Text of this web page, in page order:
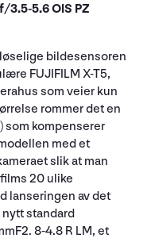
3.5-5.6 OIS PZ
bildesensoren
FUJIFILM X-T5,
som veier kun
rommer det en
som kompenserer
med et
slik at man
20 ulike
lanseringen av det
nytt standard
8-4.8 R LM, et